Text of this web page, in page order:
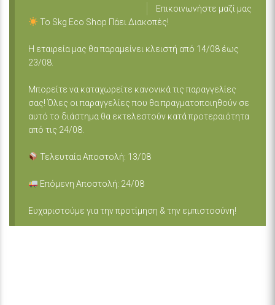
Επικοινωνήστε μαζί μας
Το Skg Eco Shop Πάει Διακοπές!
Η εταιρεία μας θα παραμείνει κλειστή από 14/08 έως
23/08.
Μπορείτε να καταχωρείτε κανονικά τις παραγγελίες
σας! Όλες οι παραγγελίες που θα πραγματοποιηθούν σε
αυτό το διάστημα θα εκτελεστούν κατά προτεραιότητα
από τις 24/08.
Τελευταία Αποστολή: 13/08
Επόμενη Αποστολή: 24/08
Ευχαριστούμε για την προτίμηση & την εμπιστοσύνη!